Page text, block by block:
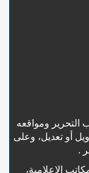
ومواقعه
أو تعديل، وعلى
.
الإعلامية،